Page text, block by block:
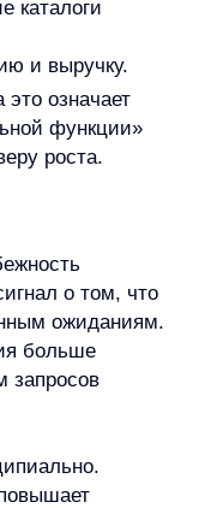
и даюсогласие